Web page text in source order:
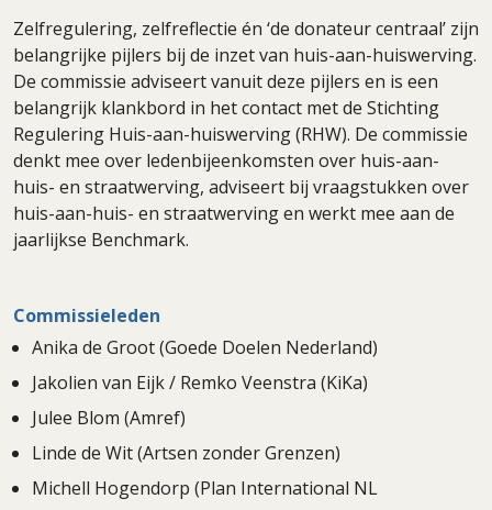
Zelfregulering, zelfreflectie én ‘de donateur centraal’ zijn
belangrijke pijlers bij de inzet van huis-aan-huiswerving.
De commissie adviseert vanuit deze pijlers en is een
belangrijk klankbord in het contact met de Stichting
Regulering Huis-aan-huiswerving (RHW). De commissie
denkt mee over ledenbijeenkomsten over huis-aan-
huis- en straatwerving, adviseert bij vraagstukken over
huis-aan-huis- en straatwerving en werkt mee aan de
jaarlijkse Benchmark.
Commissieleden
Anika de Groot (Goede Doelen Nederland)
Jakolien van Eijk / Remko Veenstra (KiKa)
Julee Blom (Amref)
Linde de Wit (Artsen zonder Grenzen)
Michell Hogendorp (Plan International NL